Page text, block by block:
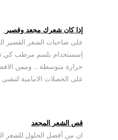
إذا كان شعرك مجعد وقصير
على صاحبات الشعر القصير
إسستخدام بلسم مرطب كي
حرارة متوسطة .. وممن
على الخصلات الامامية
قص الشعر المجعد
ان من أفضل الحلول للشعر